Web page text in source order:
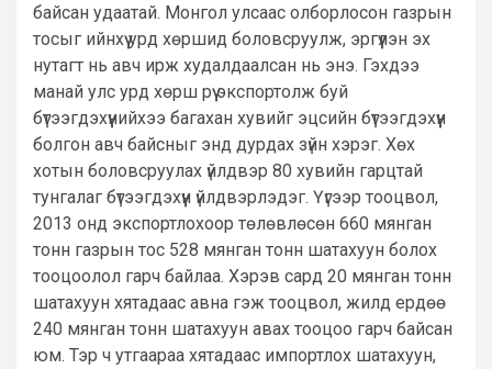
байсан удаатай. Монгол улсаас олборлосон газрын
тосыг ийнхүү урд хөршид боловсруулж, эргүүлэн эх
нутагт нь авч ирж худалдаалсан нь энэ. Гэхдээ
манай улс урд хөрш рүү экспортолж буй
бүтээгдэхүүнийхээ багахан хувийг эцсийн бүтээгдэхүүн
болгон авч байсныг энд дурдах зүйн хэрэг. Хөх
хотын боловсруулах үйлдвэр 80 хувийн гарцтай
тунгалаг бүтээгдэхүүн үйлдвэрлэдэг. Үүгээр тооцвол,
2013 онд экспортлохоор төлөвлөсөн 660 мянган
тонн газрын тос 528 мянган тонн шатахуун болох
тооцоолол гарч байлаа. Хэрэв сард 20 мянган тонн
шатахуун хятадаас авна гэж тооцвол, жилд ердөө
240 мянган тонн шатахуун авах тооцоо гарч байсан
юм. Тэр ч утгаараа хятадаас импортлох шатахуун,